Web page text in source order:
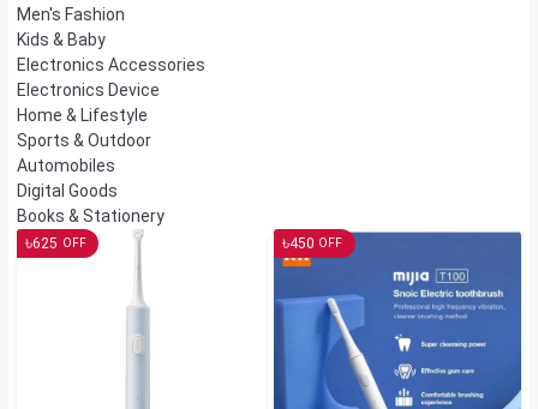
Men's Fashion
Kids & Baby
Electronics Accessories
Electronics Device
Home & Lifestyle
Sports & Outdoor
Automobiles
Digital Goods
Books & Stationery
৳625 OFF ৳450 OFF